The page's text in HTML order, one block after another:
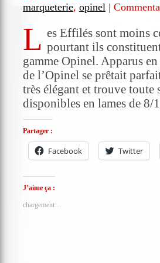
marqueterie, opinel |
L es Effilés sont moins
pourtant ils
gamme Opinel. Apparus
de l’Opinel se prêtait
très élégant et trouve
disponibles en lames de
Partager :
Facebook Twitter
J’aime ça :
chargement…